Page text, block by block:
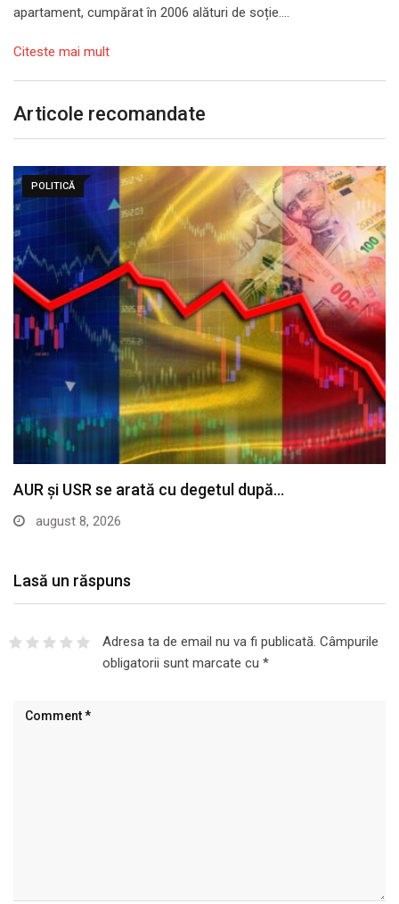
apartament, cumpărat în 2006 alături de soție….
Citeste mai mult
Articole recomandate
POLITICĂ
Eugen Tomac: Peste 1.500 de primării ar trebui…
august 8, 2026
Lasă un răspuns
Adresa ta de email nu va fi publicată. Câmpurile
obligatorii sunt marcate cu *